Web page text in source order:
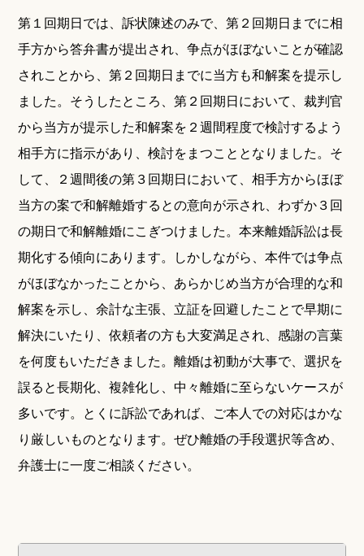
第１回期日では、訴状陳述のみで、第２回期日までに相
手方から答弁書が提出され、争点がほぼないことが確認
されことから、第２回期日までに当方も和解案を提示し
ました。そうしたところ、第２回期日において、裁判官
から当方が提示した和解案を２週間程度で検討するよう
相手方に指示があり、検討をまつこととなりました。そ
して、２週間後の第３回期日において、相手方からほぼ
当方の案で和解離婚するとの意向が示され、わずか３回
の期日で和解離婚にこぎつけました。本来離婚訴訟は長
期化する傾向にあります。しかしながら、本件では争点
がほぼなかったことから、あらかじめ当方が合理的な和
解案を示し、余計な主張、立証を回避したことで早期に
解決にいたり、依頼者の方も大変満足され、感謝の言葉
を何度もいただきました。離婚は初動が大事で、選択を
誤ると長期化、複雑化し、中々離婚に至らないケースが
多いです。とくに訴訟であれば、ご本人での対応はかな
り厳しいものとなります。ぜひ離婚の手段選択等含め、
弁護士に一度ご相談ください。